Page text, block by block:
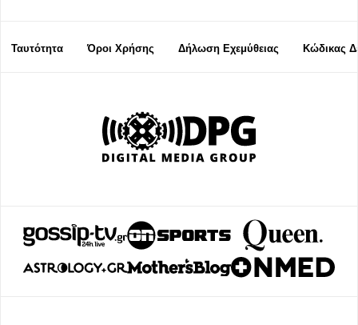
Ταυτότητα Όροι Χρήσης Δήλωση Εχεμύθειας Κώδικας